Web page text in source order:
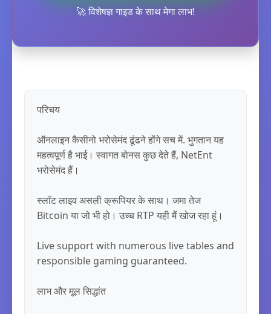
🚀 विशेषज्ञ गाइड के साथ मेगा लाभ!
परिचय
ऑनलाइन कैसीनो भरोसेमंद ढूंढने होंगे सच में. भुगतान यह
महत्वपूर्ण है भाई। स्वागत बोनस कुछ देते हैं, NetEnt
भरोसेमंद हैं।
स्लॉट लाइव असली क्रूपियर के साथ। जमा तेज
Bitcoin या जो भी हो। उच्च RTP यही मैं खोज रहा हूं।
Live support with numerous live tables and
responsible gaming guaranteed.
लाभ और मूल सिद्धांत